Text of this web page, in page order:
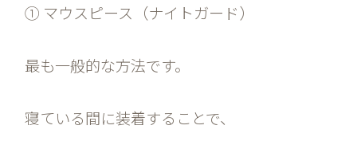
① マウスピース（ナイトガード）
最も一般的な方法です。
寝ている間に装着することで、